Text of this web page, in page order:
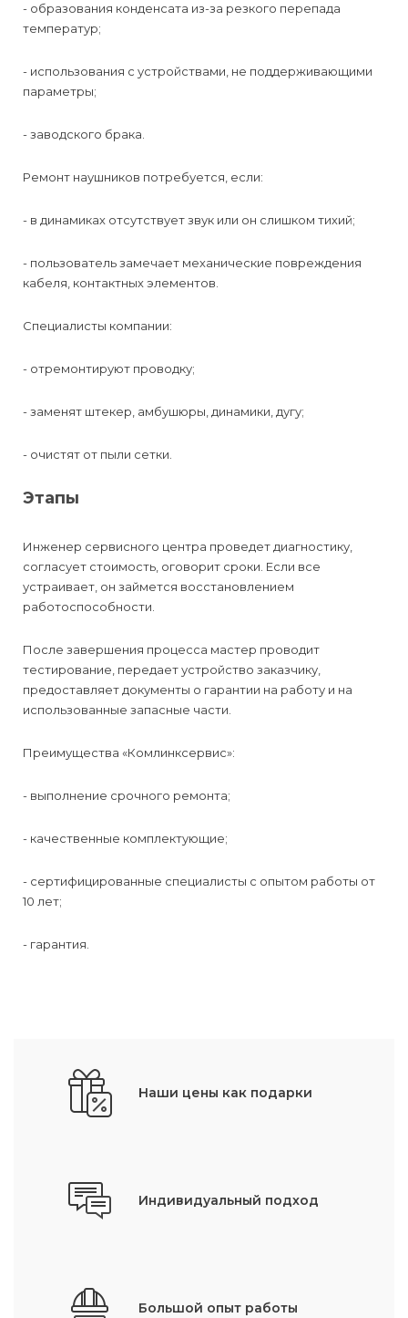
- образования конденсата из-за резкого перепада
температур;
- использования с устройствами, не поддерживающими
параметры;
- заводского брака.
Ремонт наушников потребуется, если:
- в динамиках отсутствует звук или он слишком тихий;
- пользователь замечает механические повреждения
кабеля, контактных элементов.
Специалисты компании:
- отремонтируют проводку;
- заменят штекер, амбушюры, динамики, дугу;
- очистят от пыли сетки.
Этапы
Инженер сервисного центра проведет диагностику,
согласует стоимость, оговорит сроки. Если все
устраивает, он займется восстановлением
работоспособности.
После завершения процесса мастер проводит
тестирование, передает устройство заказчику,
предоставляет документы о гарантии на работу и на
использованные запасные части.
Преимущества «Комлинксервис»:
- выполнение срочного ремонта;
- качественные комплектующие;
- сертифицированные специалисты с опытом работы от
10 лет;
- гарантия.
Наши цены как подарки
Индивидуальный подход
Большой опыт работы